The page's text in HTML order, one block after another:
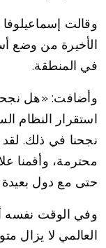
وقالت
الأخيرة من وضع
في المنطقة.
وأضافت: «هل
استقرار النظام
نجحنا في ذلك.
محترمة، وأقمنا
حتى مع دول
وفي الوقت نفسه
العالمي لا يزال